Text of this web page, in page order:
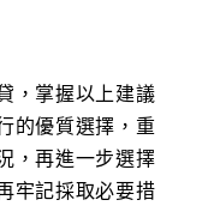
，掌握以上建議
的優質選擇，重
，再進一步選擇
牢記採取必要措